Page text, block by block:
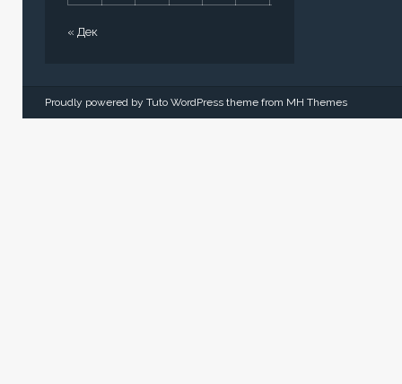
« Дек
Proudly powered by Tuto WordPress theme from MH Themes